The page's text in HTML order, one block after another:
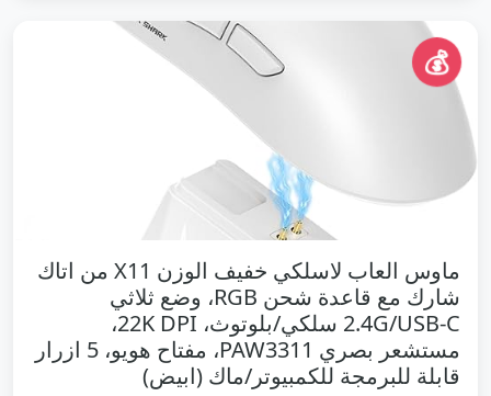
💰
ماوس العاب لاسلكي خفيف الوزن X11 من اتاك
شارك مع قاعدة شحن RGB، وضع ثلاثي
2.4G/USB-C سلكي/بلوتوث، 22K DPI،
مستشعر بصري PAW3311، مفتاح هويو، 5 ازرار
قابلة للبرمجة للكمبيوتر/ماك (ابيض)